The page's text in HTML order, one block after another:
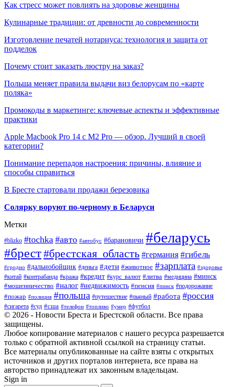
Как стресс может повлиять на здоровье женщины
Кулинарные традиции: от древности до современности
Изготовление печатей нотариуса: технология и защита от
подделок
Почему стоит заказать люстру на заказ?
Польша меняет правила выдачи виз белорусам по «карте
поляка»
Промокоды в маркетинге: ключевые аспекты и эффективные
практики
Apple Macbook Pro 14 с M2 Pro — обзор. Лучший в своей
категории?
Понимание перепадов настроения: причины, влияние и
способы справиться
В Бресте стартовали продажи березовика
Солярку воруют по-черному в Беларуси
Метки
#blizko #tochka #авто #автобус #барановичи #беларусь
#брест#брестская_область #германия #гибель
#гродно #дальнобойщик #деньга #дети #животное #зарплата #здоровье
#китай #контрабанда #кража #кредит #курс_валют #литва #медицина #минск
#мошенничество #налог #недвижимость #пенсия #пинск #подорожание
#пожар #полиция #польша #путешествие #пьяный #работа #россия
#сигарета #суд #сша #телефон #топливо #умер #футбол
© 2026 - Новости Бреста и Брестской области. Все права
защищены.
Любое копирование материалов с нашего ресурса разрешается
только с обратной активной ссылкой на страницу статьи.
Все материалы опубликованные на сайте взяты с открытых
источников и других порталов интернета, все права на
авторство принадлежат их законным владельцам.
Sign in